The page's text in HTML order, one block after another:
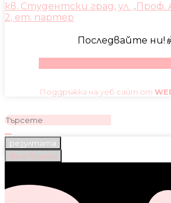
кв. Студентски град, ул. „Проф.
2, ет. партер
Последвайте ни!
Поддръжка на уеб сайт от
резултата
Виж всички